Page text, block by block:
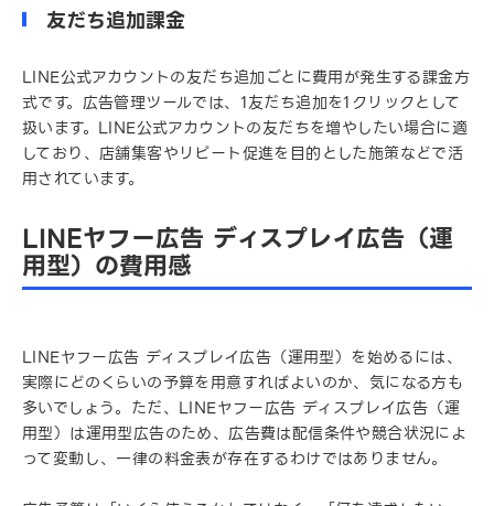
友だち追加課金
LINE公式アカウントの友だち追加ごとに費用が発生する課金方
式です。広告管理ツールでは、1友だち追加を1クリックとして
扱います。LINE公式アカウントの友だちを増やしたい場合に適
しており、店舗集客やリピート促進を目的とした施策などで活
用されています。
LINEヤフー広告 ディスプレイ広告（運
用型）の費用感
LINEヤフー広告 ディスプレイ広告（運用型）を始めるには、
実際にどのくらいの予算を用意すればよいのか、気になる方も
多いでしょう。ただ、LINEヤフー広告 ディスプレイ広告（運
用型）は運用型広告のため、広告費は配信条件や競合状況によ
って変動し、一律の料金表が存在するわけではありません。